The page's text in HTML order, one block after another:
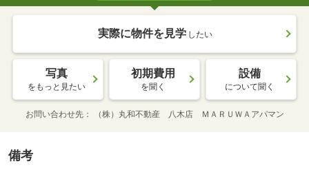
実際に物件を見学 したい
写真
をもっと見たい
初期費用
を聞く
設備
について聞く
お問い合わせ先 （株）丸和不動産 八木店 ＭＡＲＵＷＡアパマン
備考